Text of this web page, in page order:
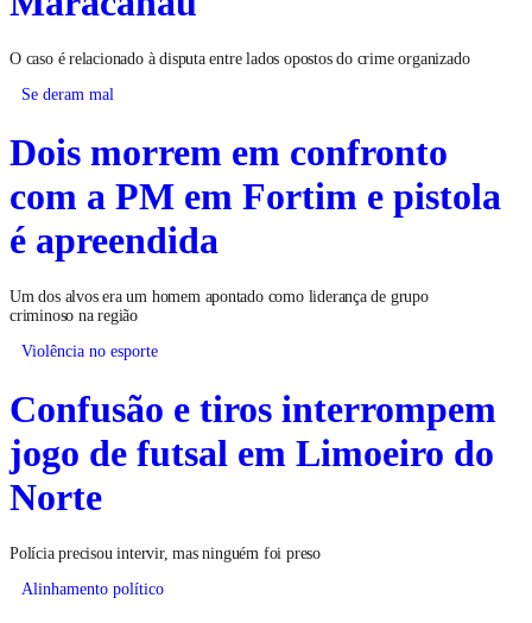
O caso é relacionado à disputa entre lados opostos do crime organizado
Se deram mal
Dois morrem em confronto
com a PM em Fortim e pistola
é apreendida
Um dos alvos era um homem apontado como liderança de grupo
criminoso na região
Violência no esporte
Confusão e tiros interrompem
jogo de futsal em Limoeiro do
Norte
Polícia precisou intervir, mas ninguém foi preso
Alinhamento político